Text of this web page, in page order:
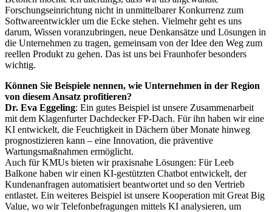
Forschungseinrichtung nicht in unmittelbarer Konkurrenz zum
Softwareentwickler um die Ecke stehen. Vielmehr geht es uns
darum, Wissen voranzubringen, neue Denkansätze und Lösungen in
die Unternehmen zu tragen, gemeinsam von der Idee den Weg zum
reellen Produkt zu gehen. Das ist uns bei Fraunhofer besonders
wichtig.
Können Sie Beispiele nennen, wie Unternehmen in der Region
von diesem Ansatz profitieren?
Dr. Eva Eggeling: Ein gutes Beispiel ist unsere Zusammenarbeit
mit dem Klagenfurter Dachdecker FP-Dach. Für ihn haben wir eine
KI entwickelt, die Feuchtigkeit in Dächern über Monate hinweg
prognostizieren kann – eine Innovation, die präventive
Wartungsmaßnahmen ermöglicht.
Auch für KMUs bieten wir praxisnahe Lösungen: Für Leeb
Balkone haben wir einen KI-gestützten Chatbot entwickelt, der
Kundenanfragen automatisiert beantwortet und so den Vertrieb
entlastet. Ein weiteres Beispiel ist unsere Kooperation mit Great Big
Value, wo wir Telefonbefragungen mittels KI analysieren, um